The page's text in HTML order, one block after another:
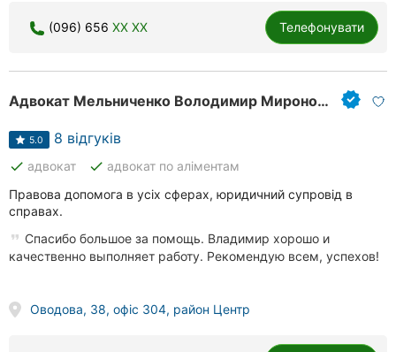
(096) 656 XX XX Телефонувати
Адвокат Мельниченко Володимир Миронович
5.0 8 відгуків
done адвокат done адвокат по аліментам
Правова допомога в усіх сферах, юридичний супровід в
справах.
Спасибо большое за помощь. Владимир хорошо и
качественно выполняет работу. Рекомендую всем, успехов!
Оводова, 38, офіс 304, район Центр